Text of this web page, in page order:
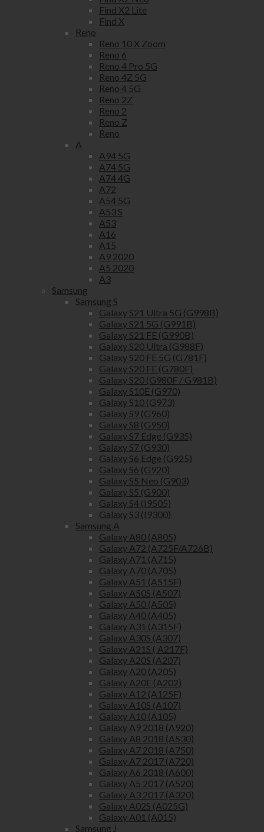
Find X2 Lite
Find X
Reno
Reno 10 X Zoom
Reno 6
Reno 4 Pro 5G
Reno 4Z 5G
Reno 4 5G
Reno 2Z
Reno 2
Reno Z
Reno
A
A94 5G
A74 5G
A74 4G
A72
A54 5G
A53 S
A53
A16
A15
A9 2020
A5 2020
A3
Samsung
Samsung S
Galaxy S21 Ultra 5G (G998B)
Galaxy S21 5G (G991B)
Galaxy S21 FE (G990B)
Galaxy S20 Ultra (G988F)
Galaxy S20 FE 5G (G781F)
Galaxy S20 FE (G780F)
Galaxy S20 (G980F / G981B)
Galaxy S10E (G970)
Galaxy S10 (G973)
Galaxy S9 (G960)
Galaxy S8 (G950)
Galaxy S7 Edge (G935)
Galaxy S7 (G930)
Galaxy S6 Edge (G925)
Galaxy S6 (G920)
Galaxy S5 Neo (G903)
Galaxy S5 (G900)
Galaxy S4 (I9505)
Galaxy S3 (I9300)
Samsung A
Galaxy A80 (A805)
Galaxy A72 (A725F/A726B)
Galaxy A71 (A715)
Galaxy A70 (A705)
Galaxy A51 (A515F)
Galaxy A50S (A507)
Galaxy A50 (A505)
Galaxy A40 (A405)
Galaxy A31 (A315F)
Galaxy A30S (A307)
Galaxy A21S ( A217F)
Galaxy A20S (A207)
Galaxy A20 (A205)
Galaxy A20E (A202)
Galaxy A12 (A125F)
Galaxy A10S (A107)
Galaxy A10 (A105)
Galaxy A9 2018 (A920)
Galaxy A8 2018 (A530)
Galaxy A7 2018 (A750)
Galaxy A7 2017 (A720)
Galaxy A6 2018 (A600)
Galaxy A5 2017 (A520)
Galaxy A3 2017 (A320)
Galaxy A02S (A025G)
Galaxy A01 (A015)
Samsung J